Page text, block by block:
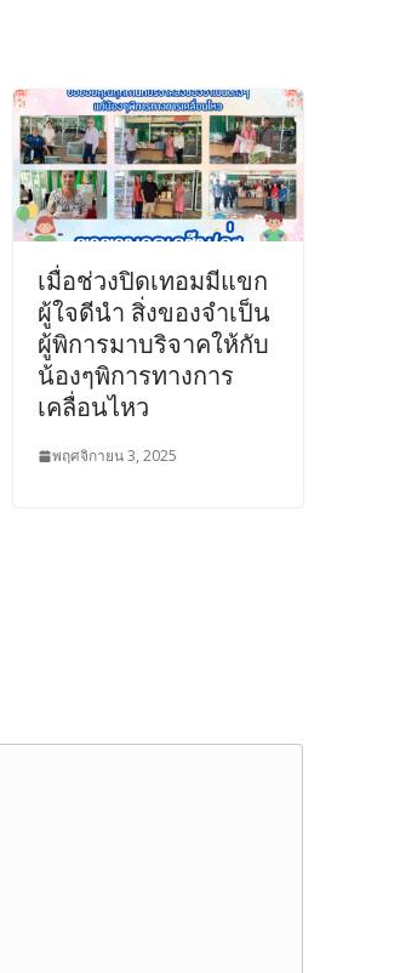
เมื่อช่วงปิดเทอมมีแขก
ผู้ใจดีนำ สิ่งของจำเป็น
ผู้พิการมาบริจาคให้กับ
น้องๆพิการทางการ
เคลื่อนไหว
พฤศจิกายน 3, 2025